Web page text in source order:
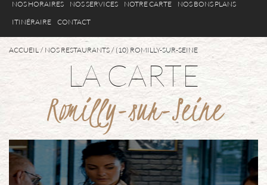
NOS HORAIRES NOS SERVICES NOTRE CARTE
NOS BONS PLANS
ITINÉRAIRE
CONTACT
ACCUEIL NOS RESTAURANTS (10) ROMILLY-SUR-SEINE
LA CARTE
Romilly-sur-Seine